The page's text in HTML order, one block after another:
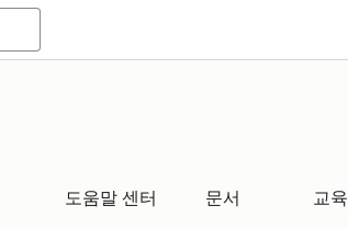
도움말 센터 문서 교육